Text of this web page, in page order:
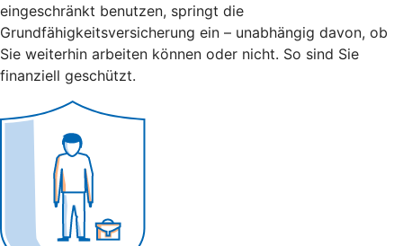
eingeschränkt benutzen, springt die
Grundfähigkeitsversicherung ein – unabhängig davon, ob
Sie weiterhin arbeiten können oder nicht. So sind Sie
finanziell geschützt.